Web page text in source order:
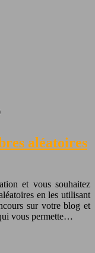
aléatoires
et vous souhaitez
en les utilisant
sur votre blog et
vous permette…